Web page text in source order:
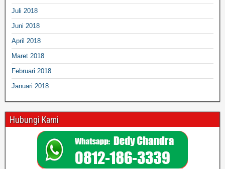
Juli 2018
Juni 2018
April 2018
Maret 2018
Februari 2018
Januari 2018
Hubungi Kami